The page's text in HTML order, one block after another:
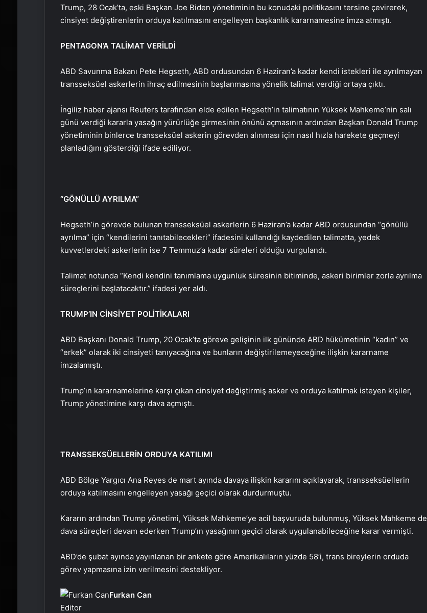
Trump, 28 Ocak’ta, eski Başkan Joe Biden yönetiminin bu konudaki politikasını tersine çevirerek,
cinsiyet değiştirenlerin orduya katılmasını engelleyen başkanlık kararnamesine imza atmıştı.
PENTAGON’A TALİMAT VERİLDİ
ABD Savunma Bakanı Pete Hegseth, ABD ordusundan 6 Haziran’a kadar kendi istekleri ile ayrılmayan
transseksüel askerlerin ihraç edilmesinin başlanmasına yönelik talimat verdiği ortaya çıktı.
İngiliz haber ajansı Reuters tarafından elde edilen Hegseth’in talimatının Yüksek Mahkeme’nin salı
günü verdiği kararla yasağın yürürlüğe girmesinin önünü açmasının ardından Başkan Donald Trump
yönetiminin binlerce transseksüel askerin görevden alınması için nasıl hızla harekete geçmeyi
planladığını gösterdiği ifade ediliyor.
“GÖNÜLLÜ AYRILMA”
Hegseth’in görevde bulunan transseksüel askerlerin 6 Haziran’a kadar ABD ordusundan “gönüllü
ayrılma” için “kendilerini tanıtabilecekleri” ifadesini kullandığı kaydedilen talimatta, yedek
kuvvetlerdeki askerlerin ise 7 Temmuz’a kadar süreleri olduğu vurgulandı.
Talimat notunda “Kendi kendini tanımlama uygunluk süresinin bitiminde, askeri birimler zorla ayrılma
süreçlerini başlatacaktır.” ifadesi yer aldı.
TRUMP’IN CİNSİYET POLİTİKALARI
ABD Başkanı Donald Trump, 20 Ocak’ta göreve gelişinin ilk gününde ABD hükümetinin “kadın” ve
“erkek” olarak iki cinsiyeti tanıyacağına ve bunların değiştirilemeyeceğine ilişkin kararname
imzalamıştı.
Trump’ın kararnamelerine karşı çıkan cinsiyet değiştirmiş asker ve orduya katılmak isteyen kişiler,
Trump yönetimine karşı dava açmıştı.
TRANSSEKSÜELLERİN ORDUYA KATILIMI
ABD Bölge Yargıcı Ana Reyes de mart ayında davaya ilişkin kararını açıklayarak, transseksüellerin
orduya katılmasını engelleyen yasağı geçici olarak durdurmuştu.
Kararın ardından Trump yönetimi, Yüksek Mahkeme’ye acil başvuruda bulunmuş, Yüksek Mahkeme de
dava süreçleri devam ederken Trump’ın yasağının geçici olarak uygulanabileceğine karar vermişti.
ABD’de şubat ayında yayınlanan bir ankete göre Amerikalıların yüzde 58’i, trans bireylerin orduda
görev yapmasına izin verilmesini destekliyor.
Furkan Can
Editor
Bozulmuş meze, et ve et ürünleri